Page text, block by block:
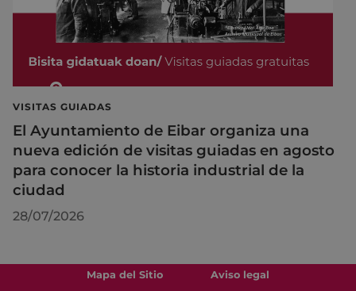
VISITAS GUIADAS
El Ayuntamiento de Eibar organiza una
nueva edición de visitas guiadas en agosto
para conocer la historia industrial de la
ciudad
28/07/2026
Mapa del Sitio
Aviso legal